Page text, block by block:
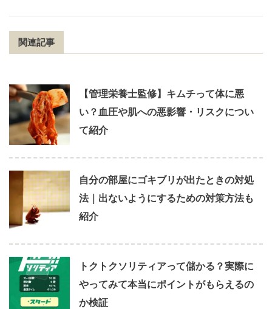
関連記事
【管理栄養士監修】キムチって体に悪
い？血圧や肌への悪影響・リスクについ
て紹介
自分の部屋にゴキブリが出たときの対処
法｜出ないようにするための対策方法も
紹介
トクトクソリティアって儲かる？実際に
やってみて本当にポイントがもらえるの
か検証